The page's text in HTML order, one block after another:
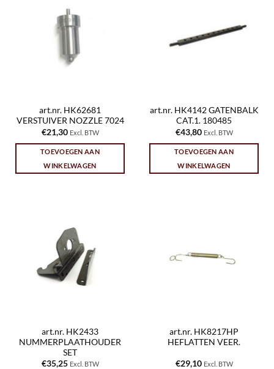
art.nr. HK62681
VERSTUIVER NOZZLE 7024
€21,30 Excl. BTW
TOEVOEGEN AAN
WINKELWAGEN
art.nr. HK4142 GATENBALK
CAT.1. 180485
€43,80 Excl. BTW
TOEVOEGEN AAN
WINKELWAGEN
art.nr. HK2433
NUMMERPLAATHOUDER
SET
€35,25 Excl. BTW
art.nr. HK8217HP
HEFLATTEN VEER.
€29,10 Excl. BTW